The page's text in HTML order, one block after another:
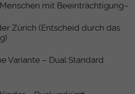
mit Beeinträchtigung–
Zürich (Entscheid durch das
Variante – Dual Standard